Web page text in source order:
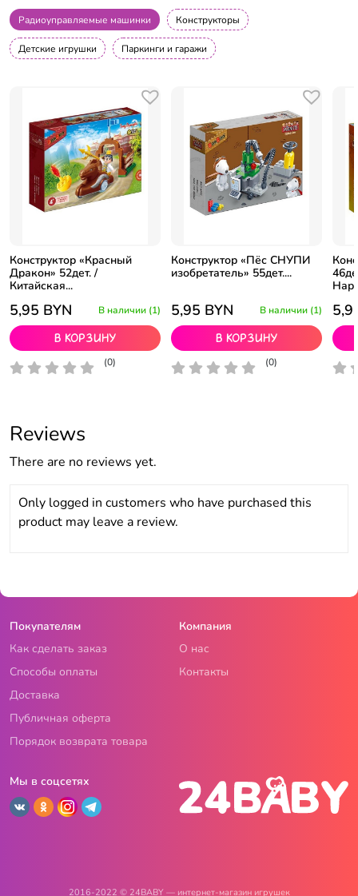
Радиоуправляемые машинки Конструкторы
Детские игрушки Паркинги и гаражи
Конструктор «Красный
Дракон» 52дет. /
Китайская...
5,95 BYN В наличии (1)
В корзину
(0)
Конструктор «Пёс СНУПИ
изобретатель» 55дет....
5,95 BYN В наличии (1)
В корзину
(0)
Reviews
There are no reviews yet.
Only logged in customers who have purchased this
product may leave a review.
Покупателям
Как сделать заказ
Способы оплаты
Доставка
Публичная оферта
Порядок возврата товара
Компания
О нас
Контакты
Мы в соцсетях
2016-2022 © 24BABY — интернет-магазин игрушек